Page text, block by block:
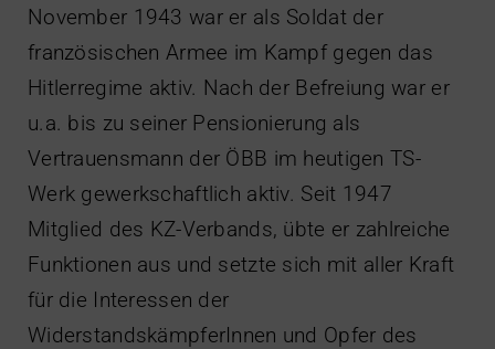
November 1943 war er als Soldat der
französischen Armee im Kampf gegen das
Hitlerregime aktiv. Nach der Befreiung war er
u.a. bis zu seiner Pensionierung als
Vertrauensmann der ÖBB im heutigen TS-
Werk gewerkschaftlich aktiv. Seit 1947
Mitglied des KZ-Verbands, übte er zahlreiche
Funktionen aus und setzte sich mit aller Kraft
für die Interessen der
WiderstandskämpferInnen und Opfer des